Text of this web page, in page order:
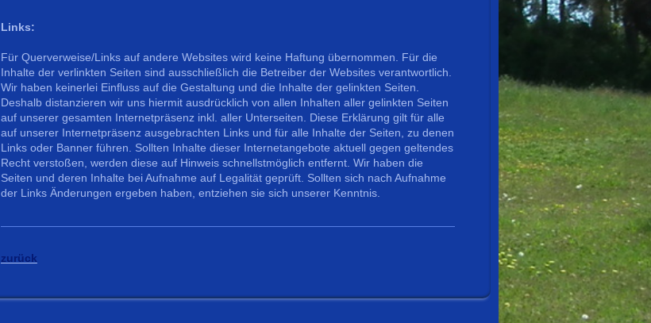
Links:
Für Querverweise/Links auf andere Websites wird keine Haftung übernommen. Für die
Inhalte der verlinkten Seiten sind ausschließlich die Betreiber der Websites verantwortlich.
Wir haben keinerlei Einfluss auf die Gestaltung und die Inhalte der gelinkten Seiten.
Deshalb distanzieren wir uns hiermit ausdrücklich von allen Inhalten aller gelinkten Seiten
auf unserer gesamten Internetpräsenz inkl. aller Unterseiten. Diese Erklärung gilt für alle
auf unserer Internetpräsenz ausgebrachten Links und für alle Inhalte der Seiten, zu denen
Links oder Banner führen. Sollten Inhalte dieser Internetangebote aktuell gegen geltendes
Recht verstoßen, werden diese auf Hinweis schnellstmöglich entfernt. Wir haben die
Seiten und deren Inhalte bei Aufnahme auf Legalität geprüft. Sollten sich nach Aufnahme
der Links Änderungen ergeben haben, entziehen sie sich unserer Kenntnis.
zurück